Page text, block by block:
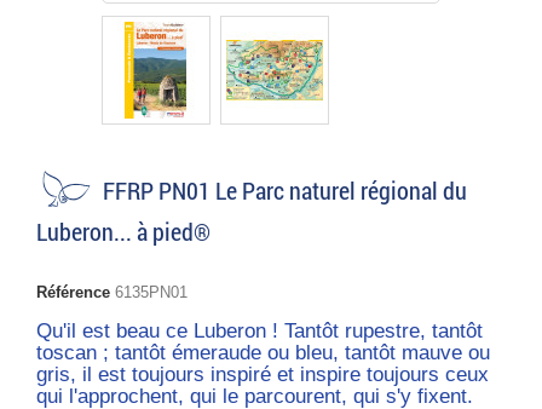
FFRP PN01 Le Parc naturel régional du
Luberon... à pied®
Référence 6135PN01
Qu'il est beau ce Luberon ! Tantôt rupestre, tantôt
toscan ; tantôt émeraude ou bleu, tantôt mauve ou
gris, il est toujours inspiré et inspire toujours ceux
qui l'approchent, qui le parcourent, qui s'y fixent.